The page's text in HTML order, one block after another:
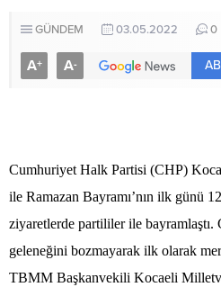
GÜNDEM 03.05.2022 0
A+ A-
Cumhuriyet Halk Partisi (CHP)
ile Ramazan Bayramı’nın ilk günü
ziyaretlerde partililer ile bayramlaştı.
geleneğini bozmayarak ilk olarak
TBMM Başkanvekili Kocaeli